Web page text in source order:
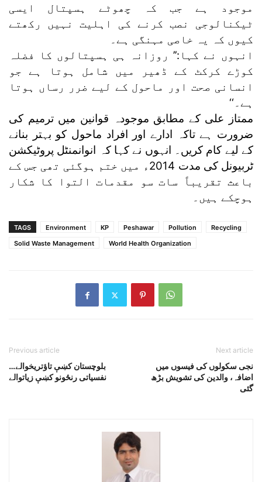
موجود ہے جب کہ چھوٹے ہسپتال ایسی
ٹیکنالوجی نصب کرنے کی اہلیت نہیں رکھتے
کیوں کہ یہ خاصی مہنگی ہے۔
انہوں نے کہا:’’ روزانہ ہی ہسپتالوں کا فضلہ
کوڑے کرکٹ کے ڈھیر میں شامل ہوتا ہے جو
انسانی صحت اور ماحول کے لیے ضرر رساں ہوتا
ہے۔‘‘
ممتاز علی کے مطابق موجودہ قوانین میں ترمیم کی
ضرورت ہے تاکہ ادارے اور افراد ماحول کو بہتر بنانے
کے لیے کام کریں۔ انہوں نے کہا کہ انوانمنٹل پروٹیکشن
ٹربیونل کی مدت 2014ء میں ختم ہوگئی تھی جس کے
باعث تقریباً سات سو مقدمات التوا کا شکار
ہوچکے ہیں۔
TAGS Environment KP Peshawar Pollution
Recycling
Solid Waste Management
World Health Organization
Previous article
بلوچستان کښې تاؤتريخوالے…
نفسياتى رنځونو کښې زياتوالے
Next article
نجی سکولوں کی فیسوں میں
اضافہ، والدین کی تشویش بڑھ
گئی